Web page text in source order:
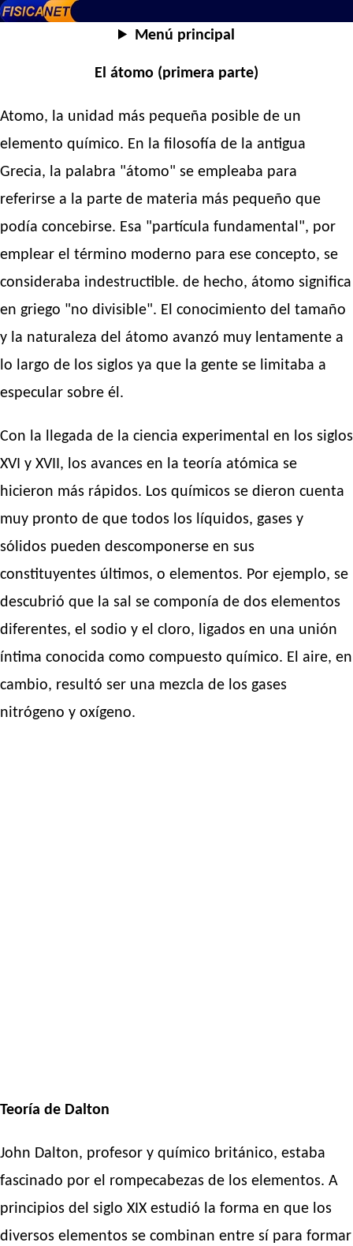
Menú principal
El átomo (primera parte)
Atomo, la unidad más pequeña posible de un
elemento químico. En la filosofía de la antigua
Grecia, la palabra "átomo" se empleaba para
referirse a la parte de materia más pequeño que
podía concebirse. Esa "partícula fundamental", por
emplear el término moderno para ese concepto, se
consideraba indestructible. de hecho, átomo significa
en griego "no divisible". El conocimiento del tamaño
y la naturaleza del átomo avanzó muy lentamente a
lo largo de los siglos ya que la gente se limitaba a
especular sobre él.
Con la llegada de la ciencia experimental en los siglos
XVI y XVII, los avances en la teoría atómica se
hicieron más rápidos. Los químicos se dieron cuenta
muy pronto de que todos los líquidos, gases y
sólidos pueden descomponerse en sus
constituyentes últimos, o elementos. Por ejemplo, se
descubrió que la sal se componía de dos elementos
diferentes, el sodio y el cloro, ligados en una unión
íntima conocida como compuesto químico. El aire, en
cambio, resultó ser una mezcla de los gases
nitrógeno y oxígeno.
Teoría de Dalton
John Dalton, profesor y químico británico, estaba
fascinado por el rompecabezas de los elementos. A
principios del siglo XIX estudió la forma en que los
diversos elementos se combinan entre sí para formar